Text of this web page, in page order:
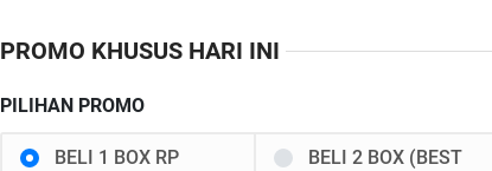
PROMO KHUSUS HARI INI
PILIHAN PROMO
BELI 1 BOX RP
BELI 2 BOX (BEST